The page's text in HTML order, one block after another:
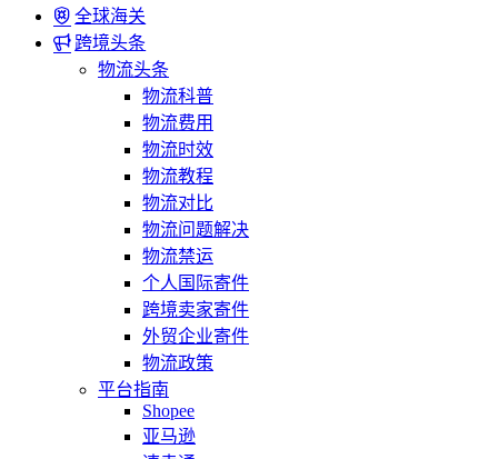
全球海关
跨境头条
物流头条
物流科普
物流费用
物流时效
物流教程
物流对比
物流问题解决
物流禁运
个人国际寄件
跨境卖家寄件
外贸企业寄件
物流政策
平台指南
Shopee
亚马逊